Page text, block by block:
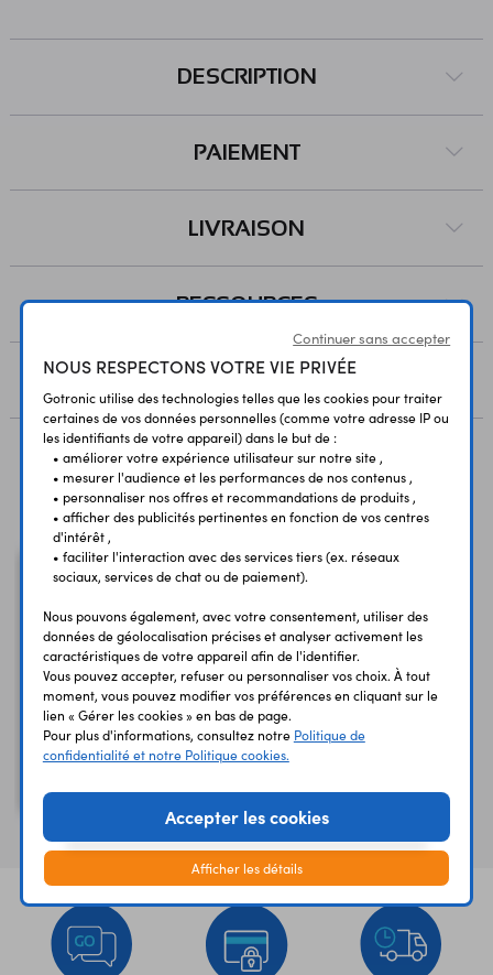
DESCRIPTION
PAIEMENT
LIVRAISON
RESSOURCES
AVIS
Vous avez déja consulté
Mesh SMLM-C5-E14
Continuer sans accepter
NOUS RESPECTONS VOTRE VIE PRIVÉE
Gotronic utilise des technologies telles que les cookies pour traiter
certaines de vos données personnelles (comme votre adresse IP ou
les identifiants de votre appareil) dans le but de :
• améliorer votre expérience utilisateur sur notre site ,
• mesurer l'audience et les performances de nos contenus ,
• personnaliser nos offres et recommandations de produits ,
• afficher des publicités pertinentes en fonction de vos centres
d'intérêt ,
• faciliter l'interaction avec des services tiers (ex. réseaux
sociaux, services de chat ou de paiement).
Nous pouvons également, avec votre consentement, utiliser des
données de géolocalisation précises et analyser activement les
caractéristiques de votre appareil afin de l'identifier.
Vous pouvez accepter, refuser ou personnaliser vos choix. À tout
moment, vous pouvez modifier vos préférences en cliquant sur le
lien « Gérer les cookies » en bas de page.
Pour plus d'informations, consultez notre Politique de
confidentialité et notre Politique cookies.
Accepter les cookies
Afficher les détails